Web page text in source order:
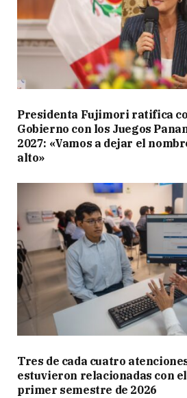
Presidenta Fujimori ratifica
Gobierno con los Juegos
2027: «Vamos a dejar el
alto»
Tres de cada cuatro
estuvieron relacionadas con
primer semestre de 2026